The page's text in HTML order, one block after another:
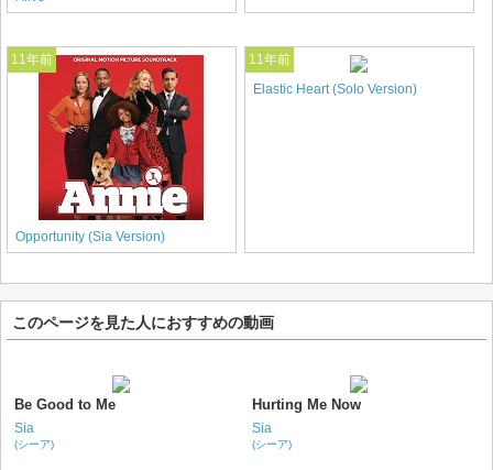
11年前
Opportunity (Sia Version)
11年前
Elastic Heart (Solo Version)
このページを見た人におすすめの動画
Be Good to Me
Sia
(シーア)
Hurting Me Now
Sia
(シーア)